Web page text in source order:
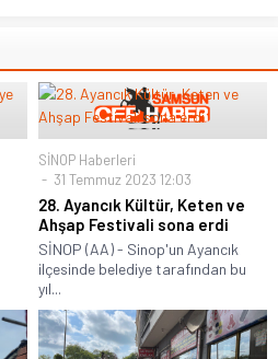
SİNOP Haberleri
31 Temmuz 2023 12:03
28. Ayancık Kültür, Keten ve
Ahşap Festivali sona erdi
SİNOP (AA) - Sinop'un Ayancık
ilçesinde belediye tarafından bu
yıl...